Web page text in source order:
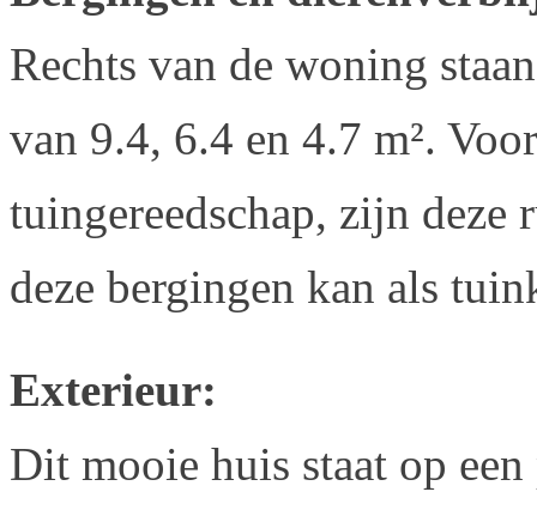
Rechts van de woning
van 9.4, 6.4 en 4.7 m².
tuingereedschap, zijn deze
deze bergingen kan als
Exterieur:
Dit mooie huis staat op